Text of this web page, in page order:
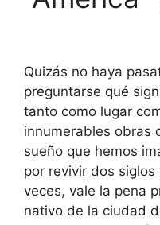
Quizás no haya
preguntarse qué
tanto como lugar
innumerables obras
sueño que hemos
por revivir dos
veces, vale la pena
nativo de la ciudad